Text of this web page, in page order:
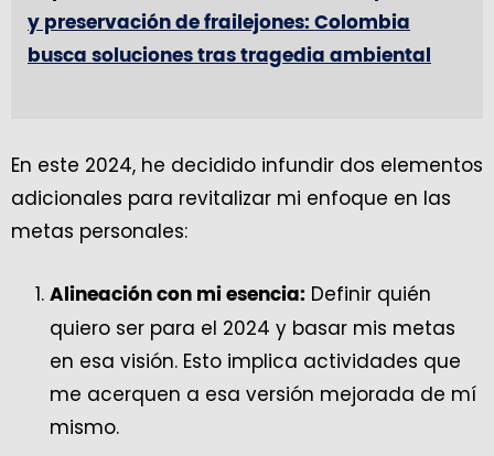
y preservación de frailejones: Colombia
busca soluciones tras tragedia ambiental
En este 2024, he decidido infundir dos elementos
adicionales para revitalizar mi enfoque en las
metas personales:
Alineación con mi esencia: Definir quién
quiero ser para el 2024 y basar mis metas
en esa visión. Esto implica actividades que
me acerquen a esa versión mejorada de mí
mismo.